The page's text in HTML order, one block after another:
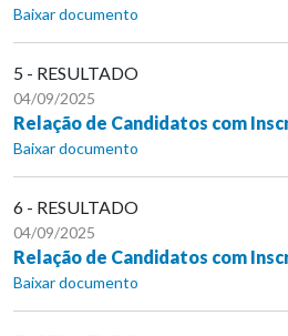
Baixar documento
5 - RESULTADO
04/09/2025
Relação de Candidatos com
Baixar documento
6 - RESULTADO
04/09/2025
Relação de Candidatos com
Baixar documento